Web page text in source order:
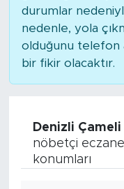
durumlar
nedenle, yola
olduğunu telefon
bir fikir olacaktır.
Denizli Çameli
nöbetçi
konumları
Politika